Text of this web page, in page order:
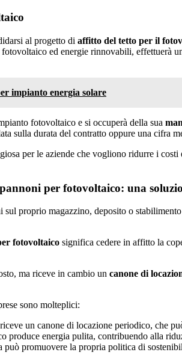
al progetto di affitto del tetto per il
ed energie rinnovabili, effettuerà
impianto energia solare
fotovoltaico e si occuperà della sua
sulla durata del contratto oppure una cifra
per le aziende che vogliono ridurre i
per fotovoltaico: una
proprio magazzino, deposito o
fotovoltaico significa cedere in affitto la
ma riceve in cambio un canone di
sono molteplici:
un canone di locazione periodico, che
produce energia pulita, contribuendo alla
può promuovere la propria politica di